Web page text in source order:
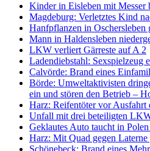
Kinder in Eisleben mit Messer
Magdeburg: Verletztes Kind
Hanfpflanzen in Oschersleben
Mann in Haldensleben
LKW verliert Gärreste auf A 2
Ladendiebstahl: Sexspielzeug
Calvörde: Brand eines
Börde: Umweltaktivisten
ein und stören den Betrieb –
Harz: Reifentöter vor Ausfahrt
Unfall mit drei beteiligten
Geklautes Auto taucht in
Harz: Mit Quad gegen Laterne